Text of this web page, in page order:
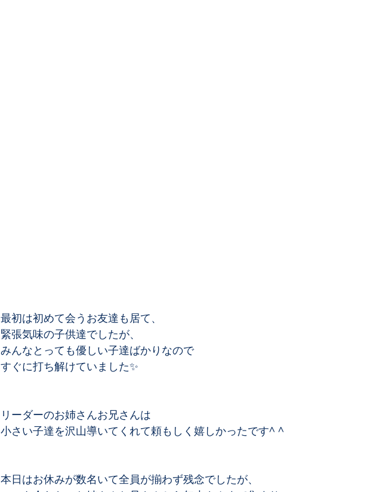
最初は初めて会うお友達も居て、﻿
緊張気味の子供達でしたが、﻿
みんなとっても優しい子達ばかりなので﻿
すぐに打ち解けていました✨﻿
リーダーのお姉さんお兄さんは﻿
小さい子達を沢山導いてくれて頼もしく嬉しかったです^ ^﻿
本日はお休みが数名いて全員が揃わず残念でしたが、﻿